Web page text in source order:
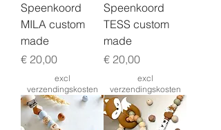
Speenkoord
MILA custom
made
Prijs
€ 20,00
excl
verzendingskosten
Speenkoord
TESS custom
made
Prijs
€ 20,00
excl
verzendingskosten